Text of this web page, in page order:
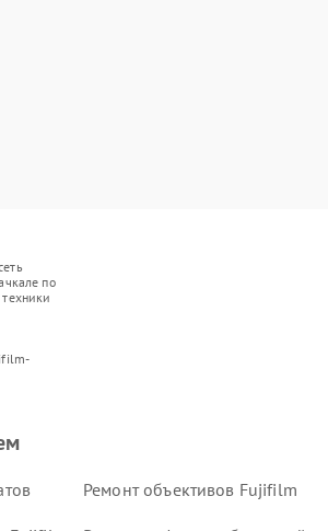
по
Ремонт объективов Fujifilm